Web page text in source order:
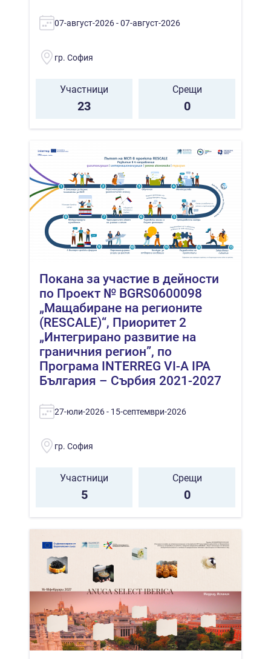
07-август-2026 - 07-август-2026
гр. София
Участници
23
Срещи
0
Покана за участие в дейности
по Проект № BGRS0600098
„Мащабиране на регионите
(RESCALE)“, Приоритет 2
„Интегрирано развитие на
граничния регион”, по
Програма INTERREG VI-A IPA
България – Сърбия 2021-2027
27-юли-2026 - 15-септември-2026
гр. София
Участници
5
Срещи
0